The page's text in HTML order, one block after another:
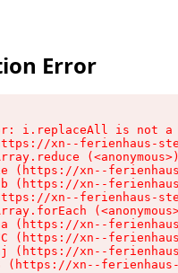
Error
i.replaceAll is not a
xn--ferienhaus-
(<anonymous>)
(https://xn--
(https://xn--
xn--ferienhaus-
(https://xn--
(https://xn--
(https://xn--
(https://xn--